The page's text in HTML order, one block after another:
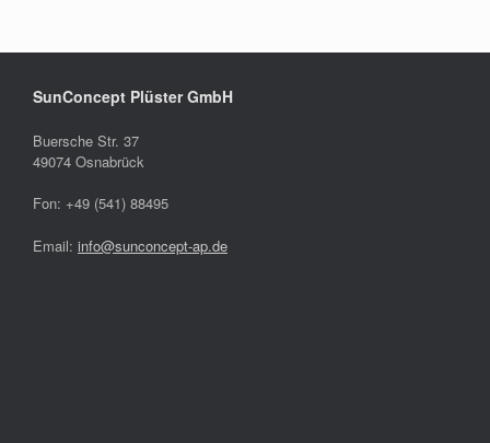
SunConcept Plüster GmbH
Buersche Str. 37
49074 Osnabrück
Fon: +49 (541) 88495
Email: info@sunconcept-ap.de